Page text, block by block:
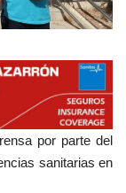
por parte del
sanitarias en